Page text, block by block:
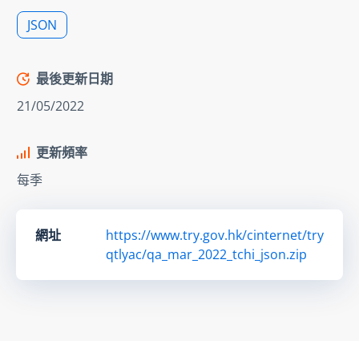
JSON
最後更新日期
21/05/2022
更新頻率
每季
網址
https://www.try.gov.hk/cinternet/try
qtlyac/qa_mar_2022_tchi_json.zip